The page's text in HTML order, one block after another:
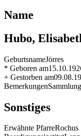
Name
Hubo,
GeburtsnameJörres
* Geboren am
+ Gestorben am
Bemerkungen
Sonstiges
Erwähnte PfarreRochus